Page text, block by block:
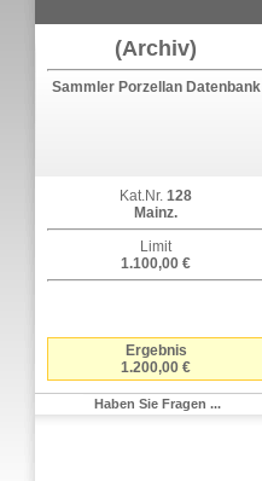
(Archiv)
Sammler Porzellan Datenbank
Kat.Nr. 128
Mainz.
Limit
1.100,00 €
Ergebnis
1.200,00 €
Haben Sie Fragen ...